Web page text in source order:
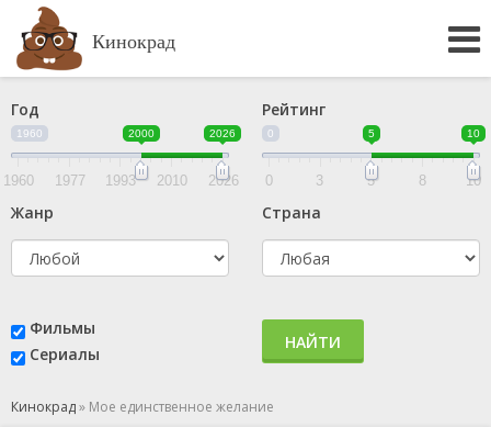
Кинокрад
Год
1960 2000 2026
1960 1977 1993 2010 2026
Рейтинг
0 5 10
0 3 5 8 10
Жанр Страна
Фильмы
Сериалы
НАЙТИ
Кинокрад» Мое единственное желание